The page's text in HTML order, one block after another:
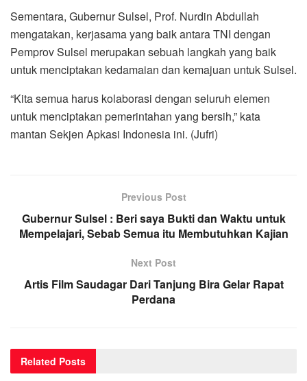
Sementara, Gubernur Sulsel, Prof. Nurdin Abdullah
mengatakan, kerjasama yang baik antara TNI dengan
Pemprov Sulsel merupakan sebuah langkah yang baik
untuk menciptakan kedamaian dan kemajuan untuk Sulsel.
“Kita semua harus kolaborasi dengan seluruh elemen
untuk menciptakan pemerintahan yang bersih,” kata
mantan Sekjen Apkasi Indonesia ini. (Jufri)
Previous Post
Gubernur Sulsel : Beri saya Bukti dan Waktu untuk
Mempelajari, Sebab Semua itu Membutuhkan Kajian
Next Post
Artis Film Saudagar Dari Tanjung Bira Gelar Rapat
Perdana
Related Posts